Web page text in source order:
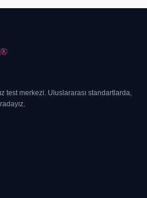
test merkezi. Uluslararası standartlarda,